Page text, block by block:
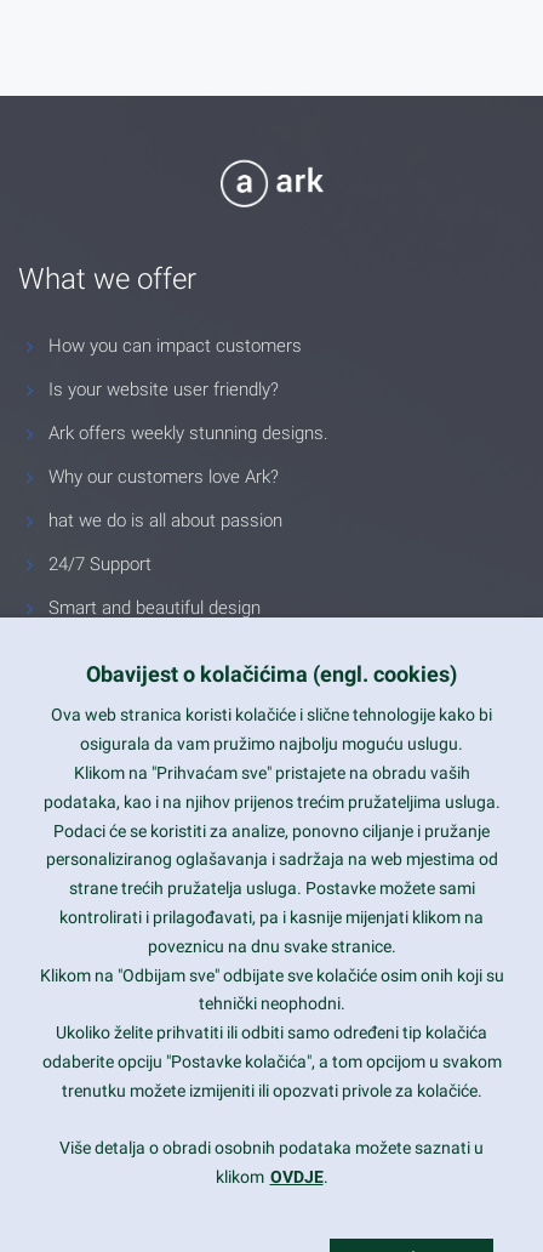
What we offer
How you can impact customers
Is your website user friendly?
Ark offers weekly stunning designs.
Why our customers love Ark?
hat we do is all about passion
24/7 Support
Smart and beautiful design
Latest trends and much more...
Contact Info
1600 Amphitheatre Parkway, Mountain View, CA 94043
prothemes.net@gmail.com
Daily: 9:00 am - 6:00 pm
Sunday: Closed
Copyright 2017FRESHFACE© All Rights Reserved
Obavijest o kolačićima (engl. cookies)
Ova web stranica koristi kolačiće i slične tehnologije kako bi
osigurala da vam pružimo najbolju moguću uslugu.
Klikom na "Prihvaćam sve" pristajete na obradu vaših
podataka, kao i na njihov prijenos trećim pružateljima usluga.
Podaci će se koristiti za analize, ponovno ciljanje i pružanje
personaliziranog oglašavanja i sadržaja na web mjestima od
strane trećih pružatelja usluga. Postavke možete sami
kontrolirati i prilagođavati, pa i kasnije mijenjati klikom na
poveznicu na dnu svake stranice.
Klikom na "Odbijam sve" odbijate sve kolačiće osim onih koji su
tehnički neophodni.
Ukoliko želite prihvatiti ili odbiti samo određeni tip kolačića
odaberite opciju "Postavke kolačića", a tom opcijom u svakom
trenutku možete izmijeniti ili opozvati privole za kolačiće.
Više detalja o obradi osobnih podataka možete saznati u
klikom OVDJE.